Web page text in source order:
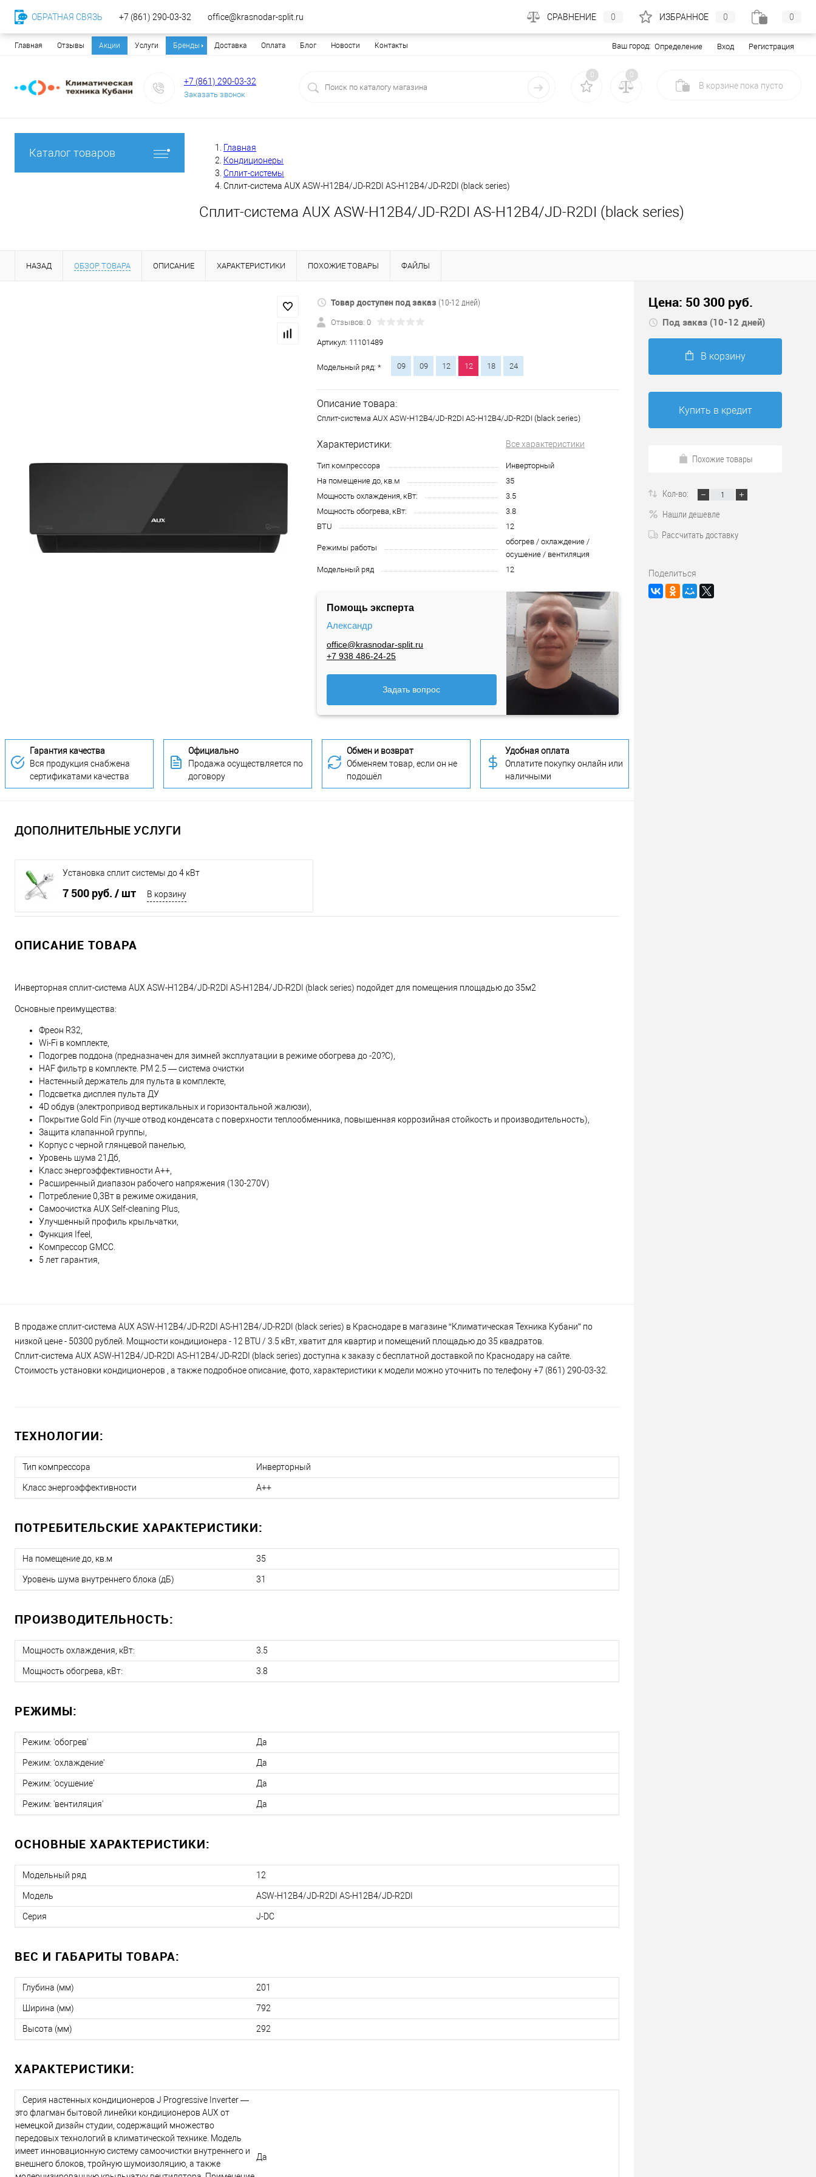
Главная Отзывы Акции Услуги Бренды Доставка Оплата Блог Новости Контакты Ваш город: Определение Вход Регистрация
+7 (861) 290-03-32
Заказать звонок
0 0
В корзине пока пусто
Каталог товаров
Главная
Кондиционеры
Сплит-системы
Сплит-система AUX ASW-H12B4/JD-R2DI AS-H12B4/JD-R2DI (black series)
Сплит-система AUX ASW-H12B4/JD-R2DI AS-H12B4/JD-R2DI (black series)
НАЗАД ОБЗОР ТОВАРА ОПИСАНИЕ ХАРАКТЕРИСТИКИ ПОХОЖИЕ ТОВАРЫ ФАЙЛЫ
Товар доступен под заказ (10-12 дней)
Отзывов: 0
Артикул: 11101489
Модельный ряд: * 09 09 12 12 18 24
Описание товара:
Сплит-система AUX ASW-H12B4/JD-R2DI AS-H12B4/JD-R2DI (black series)
Характеристики: Все характеристики
Тип компрессора
Инверторный
На помещение до, кв.м
35
Мощность охлаждения, кВт:
3.5
Мощность обогрева, кВт:
3.8
BTU
12
Режимы работы
обогрев / охлаждение /
осушение / вентиляция
Модельный ряд
12
Помощь эксперта
Александр
office@krasnodar-split.ru
+7 938 486-24-25
Задать вопрос
Гарантия качества
Вся продукция снабжена
сертификатами качества
Официально
Продажа осуществляется по
договору
Обмен и возврат
Обменяем товар, если он не
подошёл
Удобная оплата
Оплатите покупку онлайн или
наличными
ДОПОЛНИТЕЛЬНЫЕ УСЛУГИ
Установка сплит системы до 4 кВт
7 500 руб. / шт В корзину
ОПИСАНИЕ ТОВАРА
Инверторная сплит-система AUX ASW-H12B4/JD-R2DI AS-H12B4/JD-R2DI (black series) подойдет для помещения площадью до 35м2
Основные преимущества:
Фреон R32,
Wi-Fi в комплекте,
Подогрев поддона (предназначен для зимней эксплуатации в режиме обогрева до -20?С),
HAF фильтр в комплекте. PM 2.5 — система очистки
Настенный держатель для пульта в комплекте,
Подсветка дисплея пульта ДУ
4D обдув (электропривод вертикальных и горизонтальной жалюзи),
Покрытие Gold Fin (лучше отвод конденсата с поверхности теплообменника, повышенная коррозийная стойкость и производительность),
Защита клапанной группы,
Корпус с черной глянцевой панелью,
Уровень шума 21Дб,
Класс энергоэффективности A++,
Расширенный диапазон рабочего напряжения (130-270V)
Потребление 0,3Вт в режиме ожидания,
Самоочистка AUX Self-cleaning Plus,
Улучшенный профиль крыльчатки,
Функция Ifeel,
Компрессор GMCC.
5 лет гарантия,
В продаже сплит-система AUX ASW-H12B4/JD-R2DI AS-H12B4/JD-R2DI (black series) в Краснодаре в магазине “Климатическая Техника Кубани” по
низкой цене - 50300 рублей. Мощности кондиционера - 12 BTU / 3.5 кВт, хватит для квартир и помещений площадью до 35 квадратов.
Сплит-система AUX ASW-H12B4/JD-R2DI AS-H12B4/JD-R2DI (black series) доступна к заказу с бесплатной доставкой по Краснодару на сайте.
Стоимость установки кондиционеров , а также подробное описание, фото, характеристики к модели можно уточнить по телефону +7 (861) 290-03-32.
ТЕХНОЛОГИИ:
Тип компрессора Инверторный
Класс энергоэффективности A++
ПОТРЕБИТЕЛЬСКИЕ ХАРАКТЕРИСТИКИ:
На помещение до, кв.м 35
Уровень шума внутреннего блока (дБ) 31
ПРОИЗВОДИТЕЛЬНОСТЬ:
Мощность охлаждения, кВт: 3.5
Мощность обогрева, кВт: 3.8
РЕЖИМЫ:
Режим: 'обогрев' Да
Режим: 'охлаждение' Да
Режим: 'осушение' Да
Режим: 'вентиляция' Да
ОСНОВНЫЕ ХАРАКТЕРИСТИКИ:
Модельный ряд 12
Модель ASW-H12B4/JD-R2DI AS-H12B4/JD-R2DI
Серия J-DC
ВЕС И ГАБАРИТЫ ТОВАРА:
Глубина (мм) 201
Ширина (мм) 792
Высота (мм) 292
ХАРАКТЕРИСТИКИ:
Серия настенных кондиционеров J Progressive Inverter —
это флагман бытовой линейки кондиционеров AUX от
немецкой дизайн студии, содержащий множество
передовых технологий в климатической технике. Модель
имеет инновационную систему самоочистки внутреннего и
внешнего блоков, тройную шумоизоляцию, а также
Да
Цена: 50 300 руб.
Под заказ (10-12 дней)
В корзину
Купить в кредит
Похожие товары
Кол-во:
Нашли дешевле
Рассчитать доставку
Поделиться
ОБРАТНАЯ СВЯЗЬ +7 (861) 290-03-32 office@krasnodar-split.ru СРАВНЕНИЕ 0 ИЗБРАННОЕ 0 0